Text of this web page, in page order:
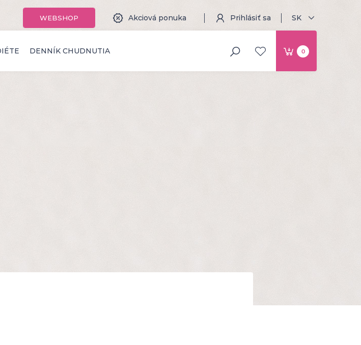
WEBSHOP Akciová ponuka Prihlásiť sa SK
DENNÍK CHUDNUTIA 0